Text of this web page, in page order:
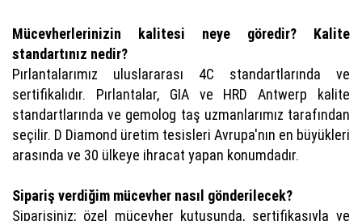
Mücevherlerinizin kalitesi neye göredir? Kalite
standartınız nedir?
Pırlantalarımız uluslararası 4C standartlarında ve
sertifikalıdır. Pırlantalar, GIA ve HRD Antwerp kalite
standartlarında ve gemolog taş uzmanlarımız tarafından
seçilir. D Diamond üretim tesisleri Avrupa'nın en büyükleri
arasında ve 30 ülkeye ihracat yapan konumdadır.
Sipariş verdiğim mücevher nasıl gönderilecek?
Siparişiniz; özel mücevher kutusunda, sertifikasıyla ve